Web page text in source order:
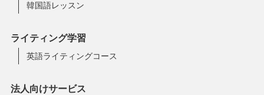
韓国語レッスン
ライティング学習
英語ライティングコース
法人向けサービス